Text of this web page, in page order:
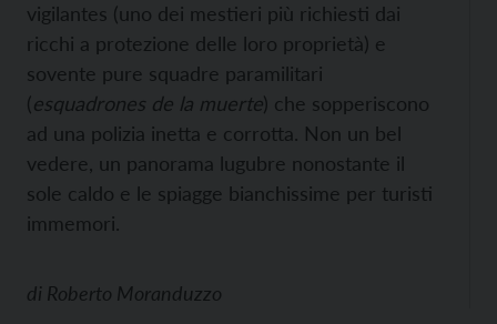
vigilantes (uno dei mestieri più richiesti dai
ricchi a protezione delle loro proprietà) e
sovente pure squadre paramilitari
(esquadrones de la muerte) che sopperiscono
ad una polizia inetta e corrotta. Non un bel
vedere, un panorama lugubre nonostante il
sole caldo e le spiagge bianchissime per turisti
immemori.
di Roberto Moranduzzo